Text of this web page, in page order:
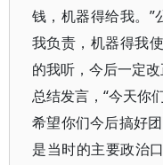
钱，机器得给我。”
我负责，机器得我
的我听，今后一定
总结发言，“今天你
希望你们今后搞好
是当时的主要政治